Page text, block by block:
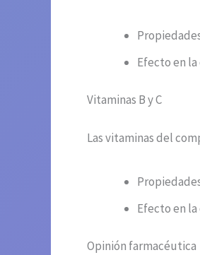
Efecto en
Vitaminas B y C
Las vitaminas del
Efecto en
Opinión farmacéutica